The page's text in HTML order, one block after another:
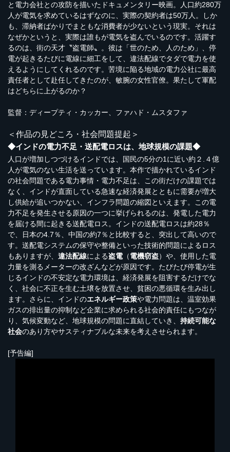
と電力会社との攻防を描いたドキュメンタリー映画。人口約280万
人が電気を求めているはずなのに、実際の契約者は50万人。しか
も、滞納者ばかりでまともな消費者が少ないという現実。それは
なぜかというと、実際は誰もが電気を盗んでいるのです。活躍す
るのは、街の天才〝盗電師〟。彼は「世のため、人のため」、停
電が起きるたびに電線に細工をして、違法配線でタダで電力を使
えるようにしてくれるのです。苦境に陥る地域の電力公社に最高
責任者として赴任してきたのが、敏腕の女性官僚。果たして軍配
はどちらに上がるのか？
監督：ディープティ・カッカー、ファハド・ムスタファ
＜作品の見どころ・社会問題提起＞
◆インドの電力不足・送配電ロスは、地球規模の課題◆
人口が増加しつづけるインドでは、国民の5分の1に近い約２.４億
人が電気のない生活を送っています。本作で描かれているインド
の社会問題である電力事情・電力不足は、この街だけの課題では
なく、インドが直面している急速な経済発展とともに需要が増大
し供給が追いつかない、インフラ問題の縮図といえます。この電
力不足を発生させる原因の一つに挙げられるのは、発電した電力
を届ける間に起きる送配電ロス。インドの送配電ロスは約28％
で、日本の4.7％、中国の約7％と比較すると、突出して高いので
す。送配電システムの保守や整備といった技術的問題によるロス
もありますが、 違法配線による盗電 （電機窃盗）や、使用した電
力量を測るメーターの改ざんなどが原因です。たびたび停電が生
じるインドの不安定な電力環境は、経済発展を阻害するだけでな
く、社会に不正を生む土壌を放置させ、貧困の悪循環を生み出し
ます。さらに、インドのエネルギー政策や電力問題は、温室効果
ガスの排出量の抑制など企業に求められる社会的責任にもつなが
り、気候変動など、地球規模の問題に直結していき、 持続可能な
社会のあり方やサスティナブルな未来を考えさせられます。
[予告編]